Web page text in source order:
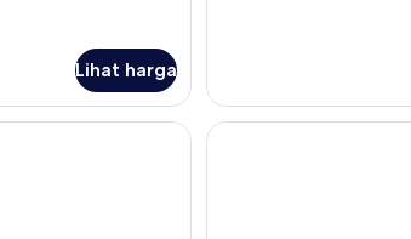
Lihat harga